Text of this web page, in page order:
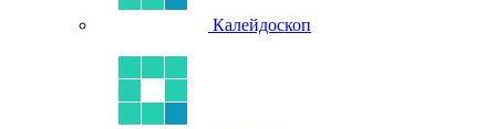
Калейдоскоп